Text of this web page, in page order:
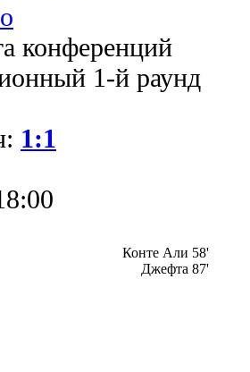
конференций
1-й раунд
1:1
Конте Али 58'
Джефта 87'